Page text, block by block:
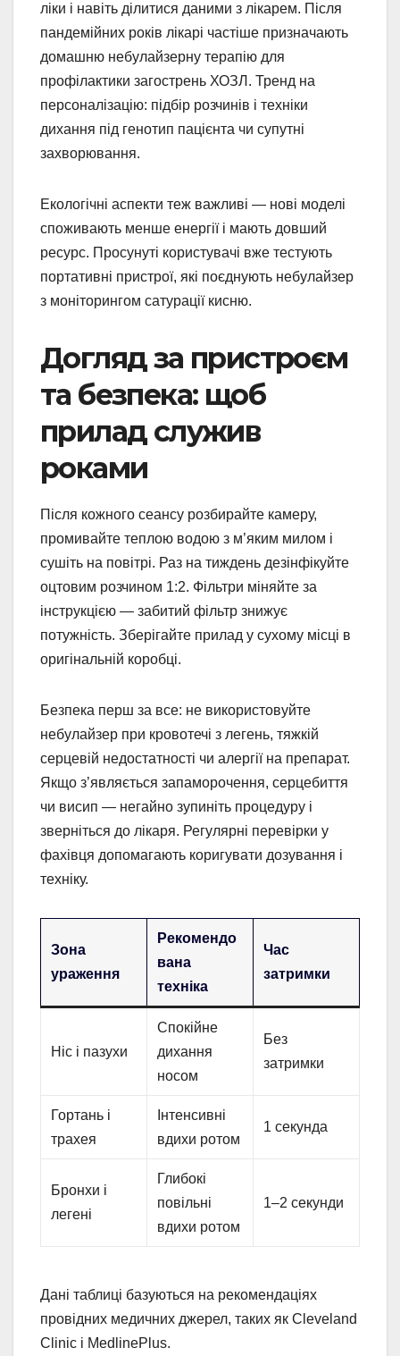
ліки і навіть ділитися даними з лікарем. Після
пандемійних років лікарі частіше призначають
домашню небулайзерну терапію для
профілактики загострень ХОЗЛ. Тренд на
персоналізацію: підбір розчинів і техніки
дихання під генотип пацієнта чи супутні
захворювання.
Екологічні аспекти теж важливі — нові моделі
споживають менше енергії і мають довший
ресурс. Просунуті користувачі вже тестують
портативні пристрої, які поєднують небулайзер
з моніторингом сатурації кисню.
Догляд за пристроєм
та безпека: щоб
прилад служив
роками
Після кожного сеансу розбирайте камеру,
промивайте теплою водою з м’яким милом і
сушіть на повітрі. Раз на тиждень дезінфікуйте
оцтовим розчином 1:2. Фільтри міняйте за
інструкцією — забитий фільтр знижує
потужність. Зберігайте прилад у сухому місці в
оригінальній коробці.
Безпека перш за все: не використовуйте
небулайзер при кровотечі з легень, тяжкій
серцевій недостатності чи алергії на препарат.
Якщо з’являється запаморочення, серцебиття
чи висип — негайно зупиніть процедуру і
зверніться до лікаря. Регулярні перевірки у
фахівця допомагають коригувати дозування і
техніку.
Зона
ураження
Рекомендо
вана
техніка
Час
затримки
Ніс і пазухи
Спокійне
дихання
носом
Без
затримки
Гортань і
трахея
Інтенсивні
вдихи ротом
1 секунда
Бронхи і
легені
Глибокі
повільні
вдихи ротом
1–2 секунди
Дані таблиці базуються на рекомендаціях
провідних медичних джерел, таких як Cleveland
Clinic і MedlinePlus.